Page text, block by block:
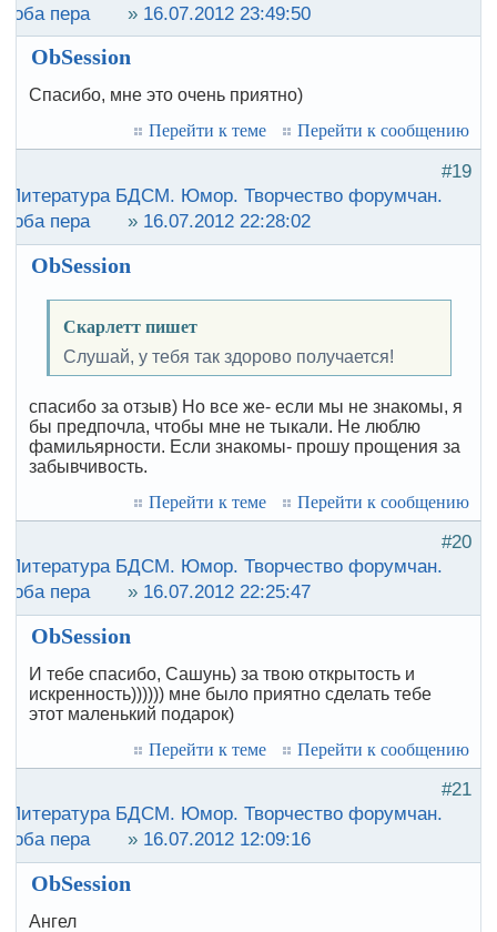
пера
» 16.07.2012 23:49:50
ObSession
Спасибо, мне это очень приятно)
Перейти к теме
Перейти к сообщению
#19
Литература БДСМ. Юмор. Творчество форумчан.
пера
» 16.07.2012 22:28:02
ObSession
Скарлетт пишет
Слушай, у тебя так здорово получается!
спасибо за отзыв) Но все же- если мы не знакомы, я
бы предпочла, чтобы мне не тыкали. Не люблю
фамильярности. Если знакомы- прошу прощения за
забывчивость.
Перейти к теме
Перейти к сообщению
#20
Литература БДСМ. Юмор. Творчество форумчан.
пера
» 16.07.2012 22:25:47
ObSession
И тебе спасибо, Сашунь) за твою открытость и
искренность)))))) мне было приятно сделать тебе
этот маленький подарок)
Перейти к теме
Перейти к сообщению
#21
Литература БДСМ. Юмор. Творчество форумчан.
пера
» 16.07.2012 12:09:16
ObSession
Ангел